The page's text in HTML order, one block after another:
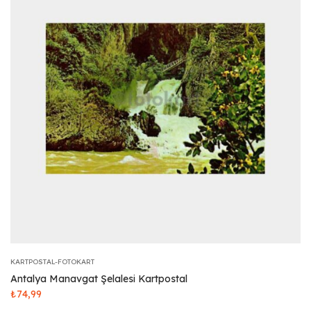
KARTPOSTAL-FOTOKART
Antalya Manavgat Şelalesi Kartpostal
₺74,99